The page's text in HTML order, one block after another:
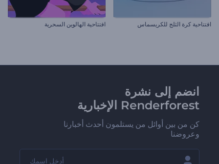
افتتاحية كرة الثلج للكريسماس افتتاحية الهالوين السحرية
انضم إلى نشرة
Renderforest الإخبارية
كن من بين أوائل من يستلمون أحدث أخبارنا
وعروضنا